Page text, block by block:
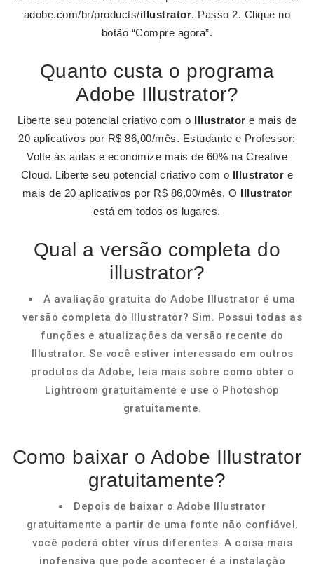
adobe.com/br/products/illustrator. Passo 2. Clique no
botão “Compre agora”.
Quanto custa o programa
Adobe Illustrator?
Liberte seu potencial criativo com o Illustrator e mais de
20 aplicativos por R$ 86,00/mês. Estudante e Professor:
Volte às aulas e economize mais de 60% na Creative
Cloud. Liberte seu potencial criativo com o Illustrator e
mais de 20 aplicativos por R$ 86,00/mês. O Illustrator
está em todos os lugares.
Qual a versão completa do
illustrator?
A avaliação gratuita do Adobe Illustrator é uma
versão completa do Illustrator? Sim. Possui todas as
funções e atualizações da versão recente do
Illustrator. Se você estiver interessado em outros
produtos da Adobe, leia mais sobre como obter o
Lightroom gratuitamente e use o Photoshop
gratuitamente.
Como baixar o Adobe Illustrator
gratuitamente?
Depois de baixar o Adobe Illustrator
gratuitamente a partir de uma fonte não confiável,
você poderá obter vírus diferentes. A coisa mais
inofensiva que pode acontecer é a instalação